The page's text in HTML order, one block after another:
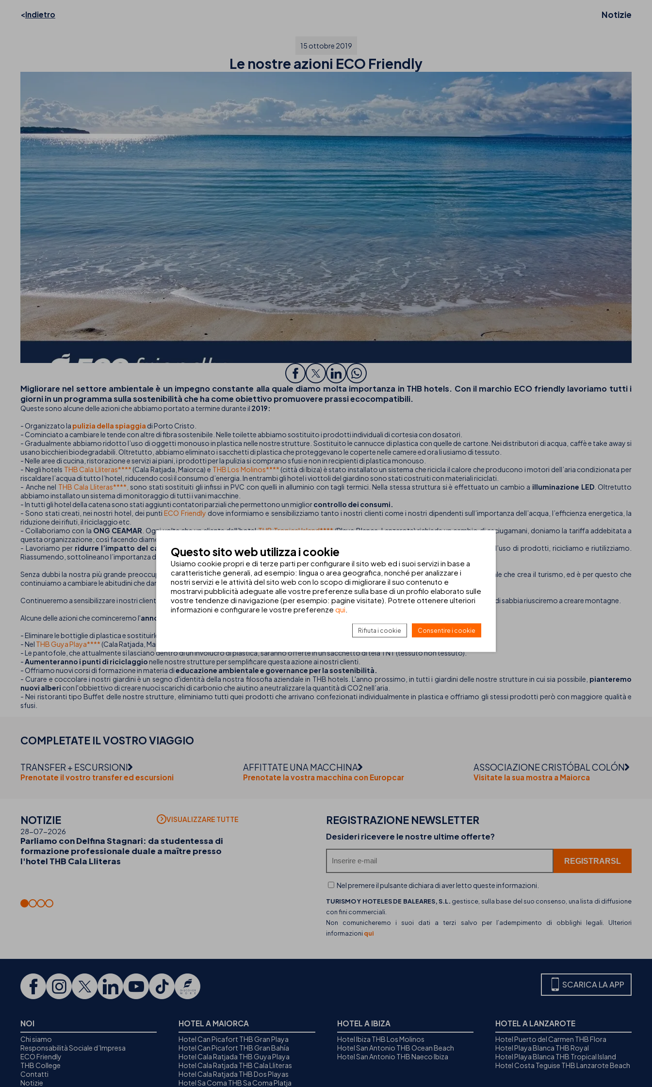
Indietro Notizie
15 ottobre 2019
Le nostre azioni ECO Friendly
Migliorare nel settore ambientale è un impegno constante alla quale diamo molta importanza in THB hotels. Con il marchio ECO friendlylavoriamo tutti i
giorni in un programma sulla sostenibilità che ha come obiettivo promuovere prassi ecocompatibili.
Queste sono alcune delle azioni che abbiamo portato a termine durante il 2019:
- Organizzato la pulizia della spiaggia di Porto Cristo.
- Cominciato a cambiare le tende con altre di fibra sostenibile. Nelle toilette abbiamo sostituito i prodotti individuali di cortesia con dosatori.
- Gradualmente abbiamo ridotto l’uso di oggetti monouso in plastica nelle nostre strutture. Sostituito le cannucce di plastica con quelle de cartone. Nei distributori di acqua, caffè e take away si
usano bicchieri biodegradabili. Oltretutto, abbiamo eliminato i sacchetti di plastica che proteggevano le coperte nelle camere ed ora li usiamo di tessuto.
- Nelle aree di cucina, ristorazione e servizi ai piani, i prodotti per la pulizia si comprano sfusi e non in recipienti di plastica monouso.
- Negli hotels THB Cala Lliteras**** (Cala Ratjada, Maiorca) e THB Los Molinos**** (città di Ibiza) è stato installato un sistema che ricicla il calore che producono i motori dell’aria condizionata per
riscaldare l’acqua di tutto l’hotel, riducendo così il consumo d’energia. In entrambi gli hotel i viottoli del giardino sono stati costruiti con materiali riciclati.
- Anche nel THB Cala Lliteras****, sono stati sostituiti gli infissi in PVC con quelli in alluminio con tagli termici. Nella stessa struttura si è effettuato un cambio a illuminazione LED. Oltretutto
abbiamo installato un sistema di monitoraggio di tutti i vani macchine.
- In tutti gli hotel della catena sono stati aggiunti contatori parziali che permettono un migliorcontrollo dei consumi.
- Sono stati creati, nei nostri hotel, dei puntiECO Friendly dove informiamo e sensibilizziamo tanto i nostri clienti come i nostri dipendenti sull’importanza dell’acqua, l’efficienza energetica, la
riduzione dei rifiuti, il riciclaggio etc.
- Collaboriamo con la ONG CEAMAR . Ogni volta che un cliente dell’hotelTHB Tropical Island****(Playa Blanca, Lanzarote) richiede un cambio di asciugamani, doniamo la tariffa addebitata a
questa organizzazione; così facendo diamo supporto alle loro attività dirette alla protezione e conservazione dei nostri mari e le loro specie.
- Lavoriamo per ridurre l’impatto del carbonio : riduciamo il consumo per evitare emissioni al pianeta; oltretutto abbiamo ridotto la compra e l’uso di prodotti, ricicliamo e riutilizziamo.
Riassumendo, sottolineano l’importanza delle “3 R” della sostenibilità per ridurre l’impatto del carbonio.
Senza dubbi la nostra più grande preoccupazione è quella del cambiamento climatico. In THB hotels siamo consapevoli del gran impatto ambientale che crea il turismo, ed è per questo che
continuiamo a cambiare le abitudini che danneggiano il pianeta.
Continueremo a sensibilizzare i nostri clienti, dipendenti, fornitori … trasmettendo loro l’importanza che ha prendersi cura del pianeta, dove con granelli di sabbia riusciremo a creare montagne.
Alcune delle azioni che cominceremo l'anno prossimo
- Eliminare le bottiglie di plastica e sostituirle per contenitori di cartone.
- Nel THB Guya Playa**** (Cala Ratjada, Maiorca) si recupererà il calore dei motori dell'aria condizionata per riscaldare l’acqua di tutto l’hotel.
- Le pantofole, che attualmente si lasciano dentro di un involucro di plastica, saranno offerte in un sacchetto di tela TNT (tessuto non tessuto).
-Aumenteranno i punti di riciclaggionelle nostre strutture per semplificare questa azione ai nostri clienti.
- Offriamo nuovi corsi di formazione in materia dieducazione ambientale e governance per la sostenibilità.
- Curare e coccolare i nostri giardini è un segno d'identità della nostra filosofia aziendale in THB hotels. L'anno prossimo, in tutti i giardini delle nostre strutture in cui sia possibile, pianteremo
nuovi alberi con l'obbiettivo di creare nuoci scarichi di carbonio che aiutino a neutralizzare la quantità di CO2 nell’aria.
- Nei ristoranti tipo Buffet delle nostre strutture, eliminiamo tutti quei prodotti che arrivano confezionati individualmente in plastica e offriamo gli stessi prodotti però con maggiore qualità e
sfusi.
COMPLETATE IL VOSTROVIAGGIO
TRANSFER + ESCURSIONI
Prenotate il vostro transfer ed escursioni
AFFITTATE UNA MACCHINA
Prenotate la vostra macchina con Europcar
ASSOCIAZIONE CRISTÓBAL COLÓN
Visitate la sua mostra a Maiorca
NOTIZIE VISUALIZZARE TUTTE
28-07-2026
Parliamo con Delfina Stagnari: da studentessa di
formazione professionale duale a maître presso
l'hotel THB Cala Lliteras
Scopri i food truck di THB hotels e la loro offerta
THB hotels aggiunge WhatsApp come nuovo
di assistenza clienti
REGISTRAZIONE NEWSLETTER
Desideri ricevere le nostre ultime offerte?
Nel premere il pulsante dichiara di aver letto queste informazioni.
TURISMO Y HOTELES DE BALEARES, S.L. gestisce, sulla base del suo consenso, una lista di diffusione
con fini commerciali.
Non comunicheremo i suoi dati a terzi salvo per l’adempimento di obblighi legali. Ulteriori
informazioni qui
SCARICA LA APP
NOI
Chi siamo
Responsabilità Sociale d’Impresa
ECO Friendly
THB College
Contatti
Notizie
HOTEL A MAIORCA
Hotel Can Picafort THB Gran Playa
Hotel Can Picafort THB Gran Bahía
Hotel Cala Ratjada THB Guya Playa
Hotel Cala Ratjada THB Cala Lliteras
Hotel Cala Ratjada THB Dos Playas
Hotel Sa Coma THB Sa Coma Platja
HOTEL A IBIZA
Hotel Ibiza THB Los Molinos
Hotel San Antonio THB Ocean Beach
Hotel San Antonio THB Naeco Ibiza
HOTEL A LANZAROTE
Hotel Puerto del Carmen THB Flora
Hotel Playa Blanca THB Royal
Hotel Playa Blanca THB Tropical Island
Hotel Costa Teguise THB Lanzarote Beach
Questo sito web utilizza i cookie
Usiamo cookie propri e di terze parti per configurare il sito web ed i suoi servizi in base a
caratteristiche generali, ad esempio: lingua o area geografica, nonché per analizzare i
nostri servizi e le attività del sito web con lo scopo di migliorare il suo contenuto e
mostrarvi pubblicità adeguate alle vostre preferenze sulla base di un profilo elaborato sulle
vostre tendenze di navigazione (per esempio: pagine visitate). Potrete ottenere ulteriori
informazioni e configurare le vostre preferenze qui
Rifiuta i cookie Consentire i cookie